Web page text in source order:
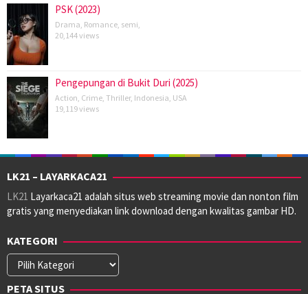
PSK (2023)
Drama Romance semi
20,144 views
Pengepungan di Bukit Duri (2025)
Action Crime Thriller, Indonesia USA
19,119 views
LK21 – LAYARKACA21
LK21 Layarkaca21 adalah situs web streaming movie dan nonton film
gratis yang menyediakan link download dengan kwalitas gambar HD.
KATEGORI
Kategori
PETA SITUS